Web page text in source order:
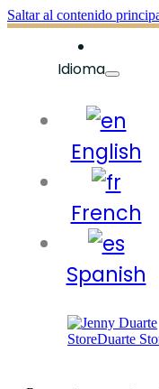
Saltar al contenido
Idioma
English
French
Spanish